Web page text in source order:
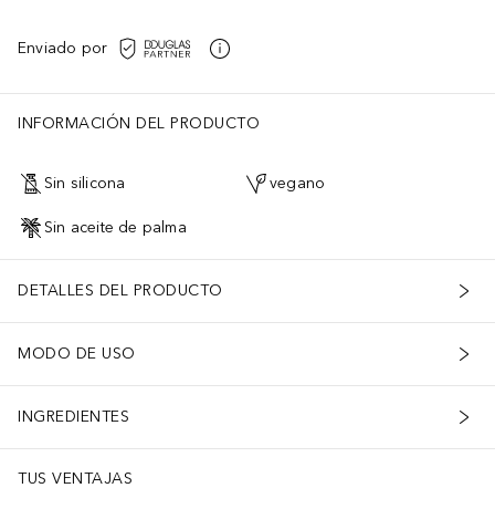
Enviado por
INFORMACIÓN DEL PRODUCTO
Sin silicona vegano
Sin aceite de palma
DETALLES DEL PRODUCTO
MODO DE USO
INGREDIENTES
TUS VENTAJAS